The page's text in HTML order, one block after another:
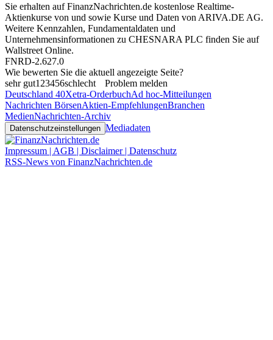
Sie erhalten auf FinanzNachrichten.de kostenlose Realtime-
Aktienkurse von und sowie Kurse und Daten von ARIVA.DE AG.
Weitere Kennzahlen, Fundamentaldaten und
Unternehmensinformationen zu CHESNARA PLC finden Sie auf
Wallstreet Online.
FNRD-2.627.0
Wie bewerten Sie die aktuell angezeigte Seite?
sehr gut1 23456schlecht
Problem melden
Deutschland 40Xetra-OrderbuchAd hoc-Mitteilungen
Nachrichten BörsenAktien-EmpfehlungenBranchen
MedienNachrichten-Archiv
Datenschutzeinstellungen Mediadaten
Impressum | AGB | Disclaimer | Datenschutz
RSS-News von FinanzNachrichten.de